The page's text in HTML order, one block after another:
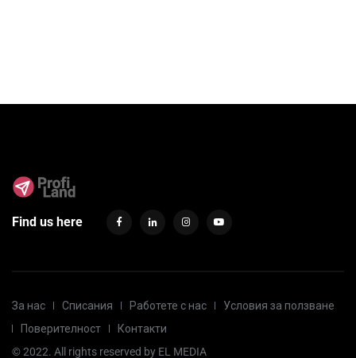
Find us here
За нас Списания Работете с нас
Условия за ползване
Поверителност
Контакти
© 2022. All rights reserved by EL MEDIA